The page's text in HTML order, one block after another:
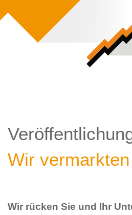
Wir
Wir rücken Sie und Ihr